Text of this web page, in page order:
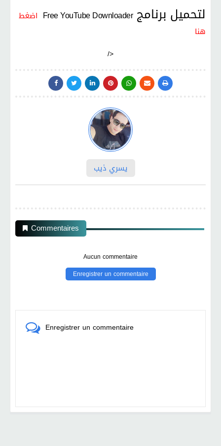
لتحميل برنامجFree YouTube Downloader اضغط
هنا
/>
يسري ذيب
Commentaires
Aucun commentaire
Enregistrer un commentaire
Enregistrer un commentaire